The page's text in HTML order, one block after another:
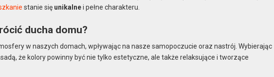
stanie się unikalnei pełne charakteru.
ducha domu?
w naszych domach, wpływając na nasze samopoczucie oraz nastrój. Wybierając
że kolory powinny być nie tylko estetyczne, ale także relaksujące i tworzące